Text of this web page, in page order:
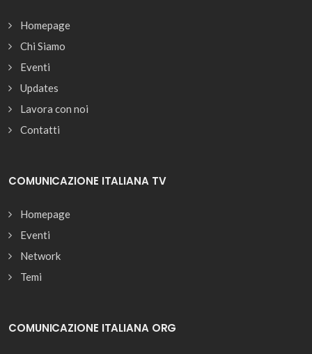
Homepage
Chi Siamo
Eventi
Updates
Lavora con noi
Contatti
COMUNICAZIONE ITALIANA TV
Homepage
Eventi
Network
Temi
COMUNICAZIONE ITALIANA ORG